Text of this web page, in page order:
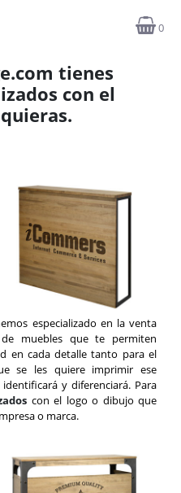
0
tienes
con el
especializado en la venta
muebles que te permiten
en cada detalle tanto para el
se les quiere imprimir ese
y diferenciará. Para
con el logo o dibujo que
o marca.